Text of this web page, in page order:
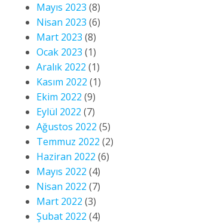
Mayıs 2023 (8)
Nisan 2023 (6)
Mart 2023 (8)
Ocak 2023 (1)
Aralık 2022 (1)
Kasım 2022 (1)
Ekim 2022 (9)
Eylül 2022 (7)
Ağustos 2022 (5)
Temmuz 2022 (2)
Haziran 2022 (6)
Mayıs 2022 (4)
Nisan 2022 (7)
Mart 2022 (3)
Şubat 2022 (4)